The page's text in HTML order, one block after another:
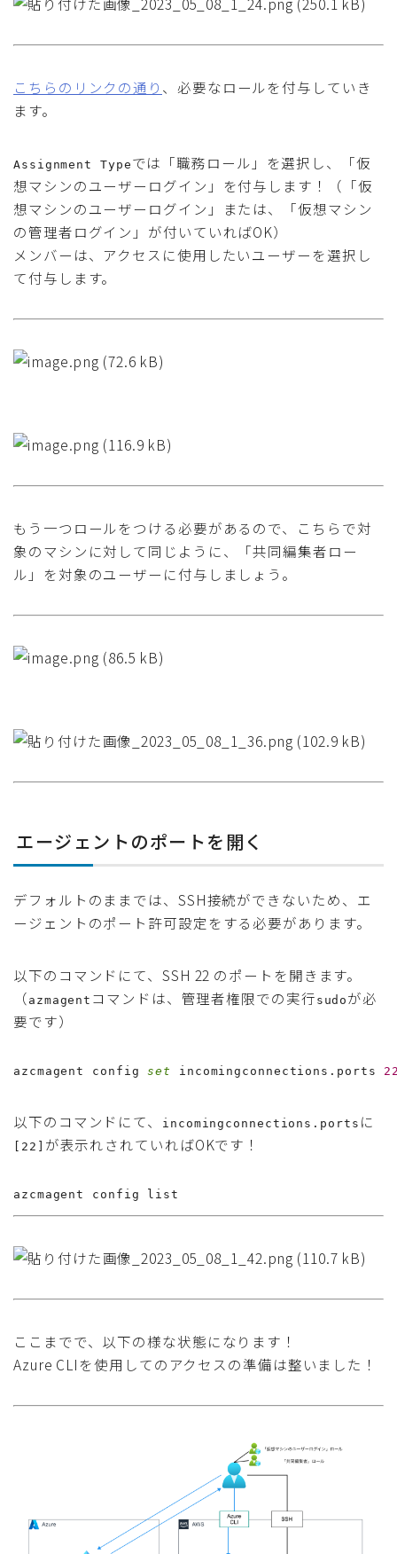
こちらのリンクの通り 、必要なロールを付与していき
ます。
Assignment Type では「職務ロール」を選択し、「仮
想マシンのユーザーログイン」を付与します！（「仮
想マシンのユーザーログイン」または、「仮想マシン
の管理者ログイン」が付いていればOK）
メンバーは、アクセスに使用したいユーザーを選択し
て付与します。
もう一つロールをつける必要があるので、こちらで対
象のマシンに対して同じように、「共同編集者ロー
ル」を対象のユーザーに付与しましょう。
エージェントのポートを開く
デフォルトのままでは、SSH接続ができないため、エ
ージェントのポート許可設定をする必要があります。
以下のコマンドにて、SSH 22 のポートを開きます。
（ azmagent コマンドは、管理者権限での実行 sudo が必
要です）
azcmagent config set incomingconnections.ports
以下のコマンドにて、 incomingconnections.ports に
[22] が表示れされていればOKです！
azcmagent config list
ここまでで、以下の様な状態になります！
Azure CLIを使用してのアクセスの準備は整いました！